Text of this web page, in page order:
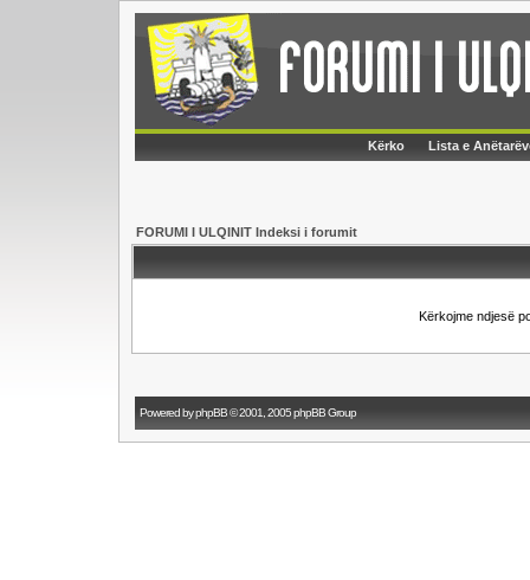
Kërko Lista e
FORUMI I ULQINIT Indeksi i forumit
Kërkojme ndjesë
Powered byphpBB© 2001, 2005 phpBB Group